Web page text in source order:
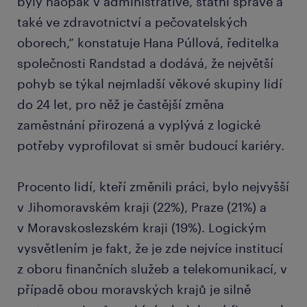
také ve zdravotnictví a pečovatelských
oborech,“ konstatuje Hana Púllová, ředitelka
společnosti Randstad a dodává, že největší
pohyb se týkal nejmladší věkové skupiny lidí
do 24 let, pro něž je častější změna
zaměstnání přirozená a vyplývá z logické
potřeby vyprofilovat si směr budoucí kariéry.
Procento lidí, kteří změnili práci, bylo nejvyšší
v Jihomoravském kraji (22%), Praze (21%) a
v Moravskoslezském kraji (19%). Logickým
vysvětlením je fakt, že je zde nejvíce institucí
z oboru finančních služeb a telekomunikací, v
případě obou moravských krajů je silně